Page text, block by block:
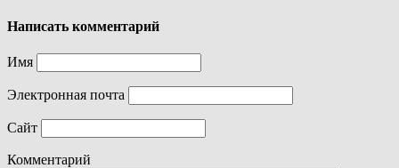
Написать комментарий
Имя
Электронная почта
Сайт
Комментарий